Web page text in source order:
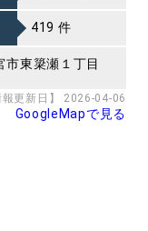
419 件
東簗瀬１丁目
報更新日】 2026-04-06
GoogleMapで見る